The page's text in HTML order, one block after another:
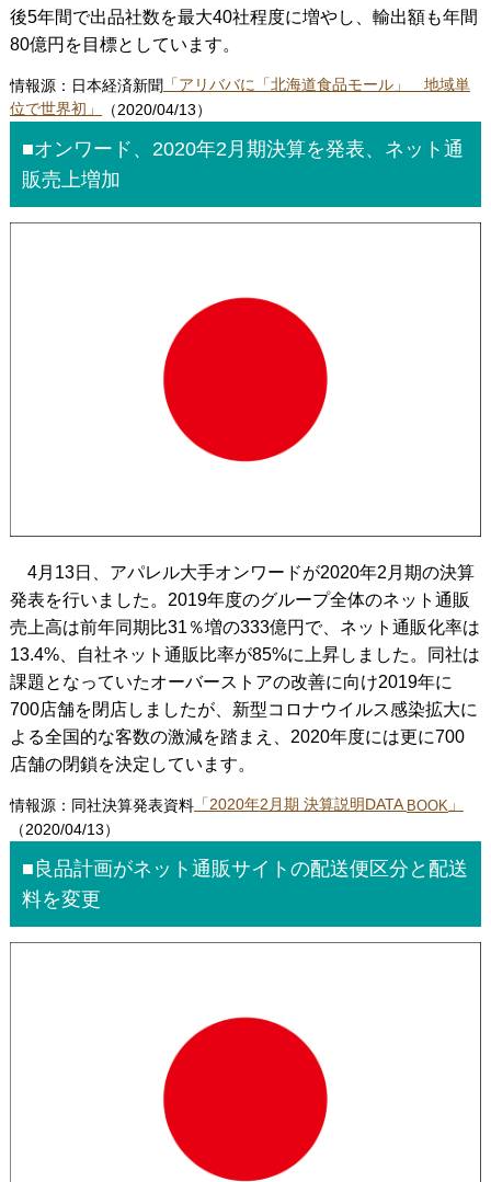
後5年間で出品社数を最大40社程度に増やし、輸出額も年間
80億円を目標としています。
情報源：日本経済新聞 「アリババに「北海道食品モール」 地域単
位で世界初」
（2020/04/13）
■オンワード、2020年2月期決算を発表、ネット通
販売上増加
4月13日、アパレル大手オンワードが2020年2月期の決算
発表を行いました。2019年度のグループ全体のネット通販
売上高は前年同期比31％増の333億円で、ネット通販化率は
13.4%、自社ネット通販比率が85%に上昇しました。同社は
課題となっていたオーバーストアの改善に向け2019年に
700店舗を閉店しましたが、新型コロナウイルス感染拡大に
よる全国的な客数の激減を踏まえ、2020年度には更に700
店舗の閉鎖を決定しています。
情報源：同社決算発表資料「2020年2月期 決算説明DATA BOOK 」
（2020/04/13）
■良品計画がネット通販サイトの配送便区分と配送
料を変更